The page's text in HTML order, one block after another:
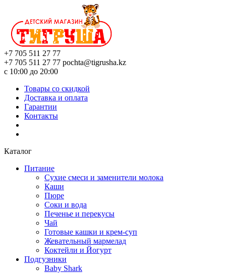
+7 705 511 27 77
+7 705 511 27 77 pochta@tigrusha.kz
с 10:00 до 20:00
Товары со скидкой
Доставка и оплата
Гарантии
Контакты
Каталог
Питание
Сухие смеси и заменители молока
Каши
Пюре
Соки и вода
Печенье и перекусы
Чай
Готовые кашки и крем-суп
Жевательный мармелад
Коктейли и Йогурт
Подгузники
Baby Shark